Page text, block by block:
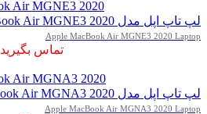
لپ تاپ اپل مدل MacBook Air MGNE3 2020
Apple MacBook Air MGNE3 2020 Laptop
تماس بگیرید
لپ تاپ اپل مدل MacBook Air MGNA3 2020
Apple MacBook Air MGNA3 2020 Laptop